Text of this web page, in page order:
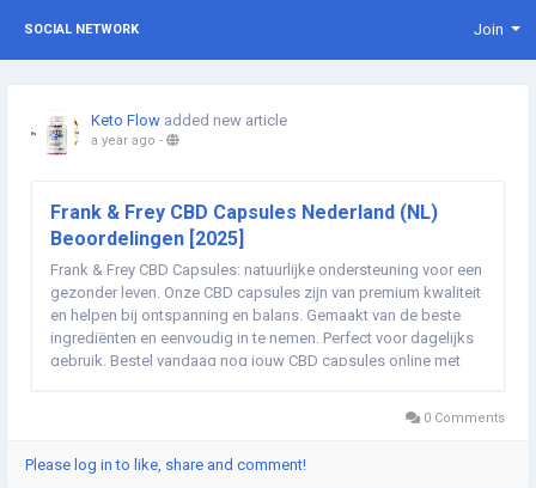
SOCIAL NETWORK Join
Keto Flow added new article
a year ago -
Frank & Frey CBD Capsules Nederland (NL)
Beoordelingen [2025]
Frank & Frey CBD Capsules: natuurlijke ondersteuning voor een
gezonder leven. Onze CBD capsules zijn van premium kwaliteit
en helpen bij ontspanning en balans. Gemaakt van de beste
ingrediënten en eenvoudig in te nemen. Perfect voor dagelijks
gebruik. Bestel vandaag nog jouw CBD capsules online met
0 Comments
Please log in to like, share and comment!